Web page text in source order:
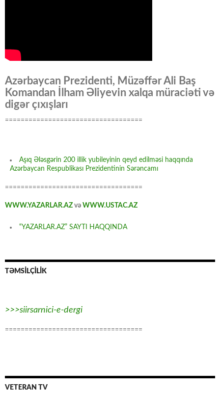
Azərbaycan Prezidenti, Müzəffər Ali Baş
Komandan İlham Əliyevin xalqa müraciəti və
digər çıxışları
===================================
Aşıq Ələsgərin 200 illik yubileyinin qeyd edilməsi haqqında
Azərbaycan Respublikası Prezidentinin Sərəncamı
===================================
WWW.YAZARLAR.AZ və WWW.USTAC.AZ
“YAZARLAR.AZ” SAYTI HAQQINDA
TƏMSİLÇİLİK
>>>siirsarnici-e-dergi
===================================
VETERAN TV